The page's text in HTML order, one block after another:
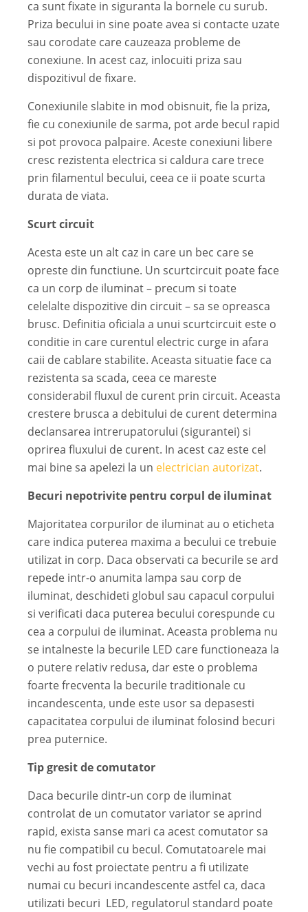
ca sunt fixate in siguranta la bornele cu surub.
Priza becului in sine poate avea si contacte uzate
sau corodate care cauzeaza probleme de
conexiune. In acest caz, inlocuiti priza sau
dispozitivul de fixare.
Conexiunile slabite in mod obisnuit, fie la priza,
fie cu conexiunile de sarma, pot arde becul rapid
si pot provoca palpaire. Aceste conexiuni libere
cresc rezistenta electrica si caldura care trece
prin filamentul becului, ceea ce ii poate scurta
durata de viata.
Scurt circuit
Acesta este un alt caz in care un bec care se
opreste din functiune. Un scurtcircuit poate face
ca un corp de iluminat – precum si toate
celelalte dispozitive din circuit – sa se opreasca
brusc. Definitia oficiala a unui scurtcircuit este o
conditie in care curentul electric curge in afara
caii de cablare stabilite. Aceasta situatie face ca
rezistenta sa scada, ceea ce mareste
considerabil fluxul de curent prin circuit. Aceasta
crestere brusca a debitului de curent determina
declansarea intrerupatorului (sigurantei) si
oprirea fluxului de curent. In acest caz este cel
mai bine sa apelezi la un electrician autorizat.
Becuri nepotrivite pentru corpul de iluminat
Majoritatea corpurilor de iluminat au o eticheta
care indica puterea maxima a becului ce trebuie
utilizat in corp. Daca observati ca becurile se ard
repede intr-o anumita lampa sau corp de
iluminat, deschideti globul sau capacul corpului
si verificati daca puterea becului corespunde cu
cea a corpului de iluminat. Aceasta problema nu
se intalneste la becurile LED care functioneaza la
o putere relativ redusa, dar este o problema
foarte frecventa la becurile traditionale cu
incandescenta, unde este usor sa depasesti
capacitatea corpului de iluminat folosind becuri
prea puternice.
Tip gresit de comutator
Daca becurile dintr-un corp de iluminat
controlat de un comutator variator se aprind
rapid, exista sanse mari ca acest comutator sa
nu fie compatibil cu becul. Comutatoarele mai
vechi au fost proiectate pentru a fi utilizate
numai cu becuri incandescente astfel ca, daca
utilizati becuri LED, regulatorul standard poate